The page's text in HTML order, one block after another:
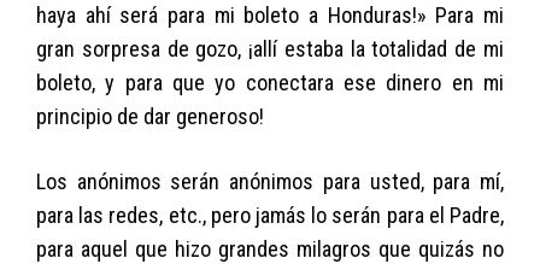
haya ahí será para mi boleto a Honduras!» Para mi
gran sorpresa de gozo, ¡allí estaba la totalidad de mi
boleto, y para que yo conectara ese dinero en mi
principio de dar generoso!
Los anónimos serán anónimos para usted, para mí,
para las redes, etc., pero jamás lo serán para el Padre,
para aquel que hizo grandes milagros que quizás no